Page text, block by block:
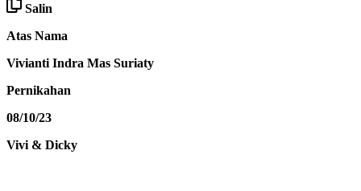
Salin
Atas Nama
Vivianti Indra Mas Suriaty
Pernikahan
08/10/23
Vivi & Dicky